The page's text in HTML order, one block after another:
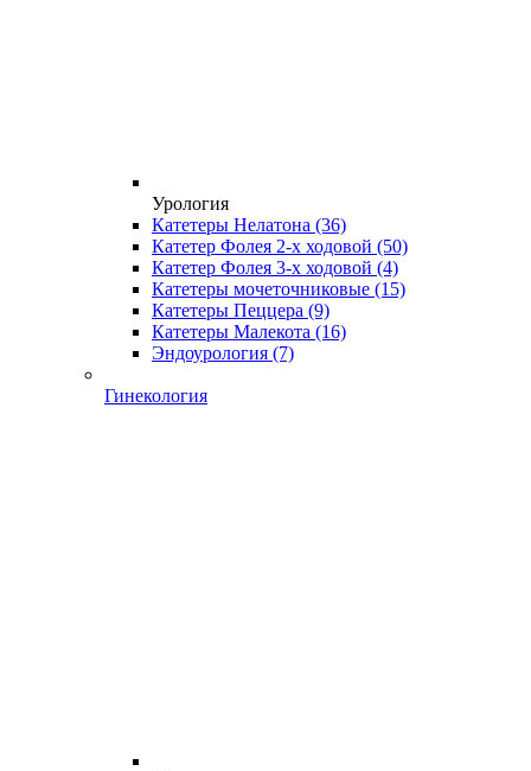
Урология
Катетеры Нелатона (36)
Катетер Фолея 2-х ходовой (50)
Катетер Фолея 3-х ходовой (4)
Катетеры мочеточниковые (15)
Катетеры Пеццера (9)
Катетеры Малекота (16)
Эндоурология (7)
Гинекология